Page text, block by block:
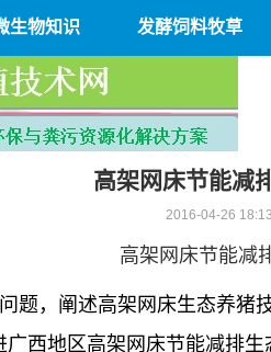
生物知识 发酵饲料牧草
高架网床节能减
2016-04-26
高架网床节能减
题，阐述高架网床生态养
西地区高架网床节能减排生